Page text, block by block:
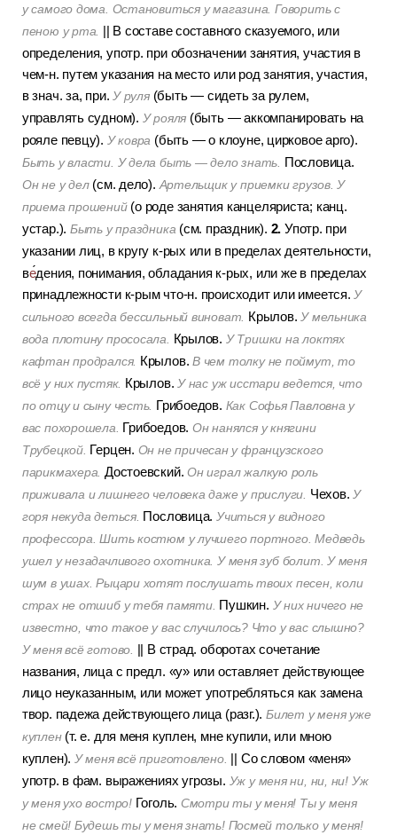
у самого дома. Остановиться у магазина. Говорить с
пеною у рта.
В составе составного сказуемого, или
определения, употр. при обозначении занятия, участия в
чем-н. путем указания на место или род занятия, участия,
в знач. за, при. У руля(быть — сидеть за рулем,
управлять судном). У рояля (быть — аккомпанировать на
рояле певцу). У ковра (быть — о клоуне, цирковое арго).
Быть у власти. У дела быть — дело знать. Пословица.
Он не у дел(см. дело). Артельщик у приемки грузов. У
приема прошений(о роде занятия канцеляриста; канц.
устар.). Быть у праздника (см. праздник). 2. Употр. при
указании лиц, в кругу к-рых или в пределах деятельности,
ведения, понимания, обладания к-рых, или же в пределах
принадлежности к-рым что-н. происходит или имеется. У
сильного всегда бессильный виноват.
Крылов.У мельника
вода плотину прососала.
Крылов. У Тришки на локтях
кафтан продрался. Крылов.В чем толку не поймут, то
всё у них пустяк. Крылов.У нас уж исстари ведется, что
по отцу и сыну честь. Грибоедов. Как Софья Павловна у
вас похорошела.
Грибоедов. Он нанялся у княгини
Трубецкой. Герцен. Он не причесан у французского
парикмахера. Достоевский. Он играл жалкую роль
приживала и лишнего человека даже у прислуги. Чехов.У
горя некуда деться. Пословица.Учиться у видного
профессора. Шить костюм у лучшего портного. Медведь
ушел у незадачливого охотника. У меня зуб болит. У меня
шум в ушах. Рыцари хотят послушать твоих песен, коли
страх не отшиб у тебя памяти. Пушкин. У них ничего не
известно, что такое у вас случилось? Что у вас слышно?
У меня всё готово.
В страд. оборотах сочетание
названия, лица с предл. «у» или оставляет действующее
лицо неуказанным, или может употребляться как замена
твор. падежа действующего лица (разг.). Билет у меня уже
куплен(т. е. для меня куплен, мне купили, или мною
куплен). У меня всё приготовлено.
Со словом «меня»
употр. в фам. выражениях угрозы. Уж у меня ни, ни, ни! Уж
у меня ухо востро!Гоголь. Смотри ты у меня! Ты у меня
не смей! Будешь ты у меня знать! Посмей только у меня!